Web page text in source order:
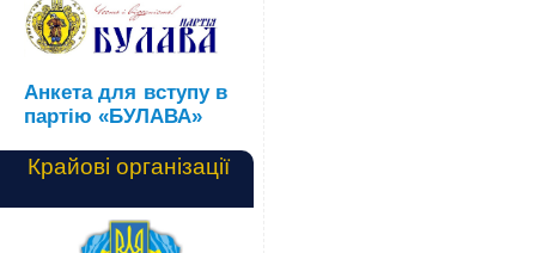
Анкета для вступу в
партію «БУЛАВА»
Крайові організації